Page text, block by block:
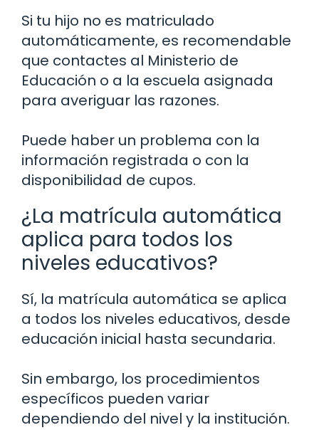
Si tu hijo no es matriculado
automáticamente, es recomendable
que contactes al Ministerio de
Educación o a la escuela asignada
para averiguar las razones.
Puede haber un problema con la
información registrada o con la
disponibilidad de cupos.
¿La matrícula automática
aplica para todos los
niveles educativos?
Sí, la matrícula automática se aplica
a todos los niveles educativos, desde
educación inicial hasta secundaria.
Sin embargo, los procedimientos
específicos pueden variar
dependiendo del nivel y la institución.